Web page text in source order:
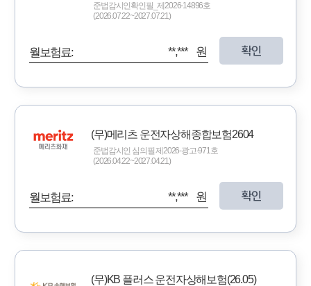
준법감시인확인필_제2026-14896호
(2026.07.22~2027.07.21)
월보험료: **,*** 원 확인
(무)메리츠 운전자상해종합보험2604
준법감시인 심의필 제2026-광고-971호
(2026.04.22~2027.04.21)
월보험료: **,*** 원 확인
(무)KB 플러스 운전자상해보험(26.05)